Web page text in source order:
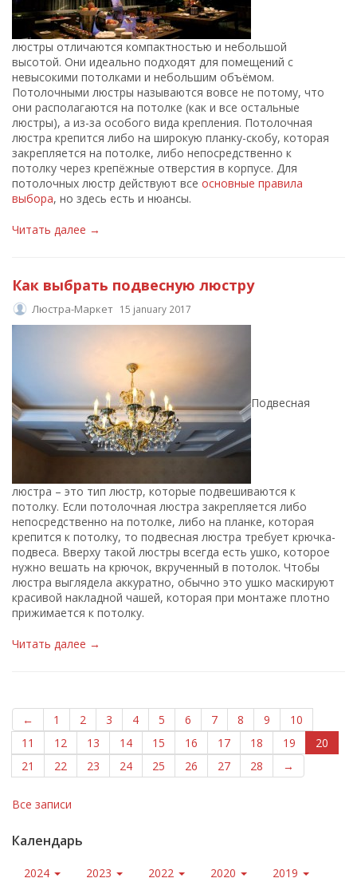
люстры отличаются компактностью и небольшой
высотой. Они идеально подходят для помещений с
невысокими потолками и небольшим объёмом.
Потолочными люстры называются вовсе не потому, что
они располагаются на потолке (как и все остальные
люстры), а из-за особого вида крепления. Потолочная
люстра крепится либо на широкую планку-скобу, которая
закрепляется на потолке, либо непосредственно к
потолку через крепёжные отверстия в корпусе. Для
потолочных люстр действуют все основные правила
выбора, но здесь есть и нюансы.
Читать далее →
Как выбрать подвесную люстру
Люстра-Маркет 15 january 2017
Подвесная
люстра – это тип люстр, которые подвешиваются к
потолку. Если потолочная люстра закрепляется либо
непосредственно на потолке, либо на планке, которая
крепится к потолку, то подвесная люстра требует крючка-
подвеса. Вверху такой люстры всегда есть ушко, которое
нужно вешать на крючок, вкрученный в потолок. Чтобы
люстра выглядела аккуратно, обычно это ушко маскируют
красивой накладной чашей, которая при монтаже плотно
прижимается к потолку.
Читать далее →
← 1 2 3 4 5 6 7 8 9
10
11
12 13 14 15 16 17 18 19
20
21
22 23 24 25 26 27 28 →
Все записи
Календарь
2024 2023 2022 2020 2019